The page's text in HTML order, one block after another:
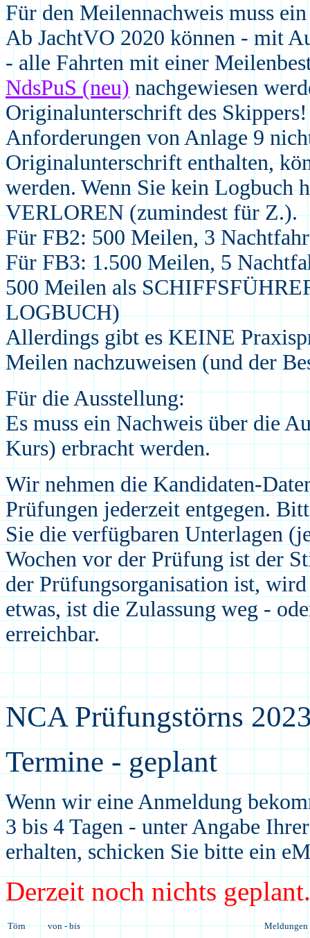
Für denMeilennachweis muss
Ab JachtVO 2020 können - mit
- alle Fahrten mit einer
NdsPuS (neu)nachgewiesen
Originalunterschrift des
Anforderungen von Anlage 9
Originalunterschrift enthalten,
werden. Wenn Sie kein Logbuch
VERLOREN (zumindest für Z.).
Für FB2: 500 Meilen, 3
FürFB3:1.500 Meilen, 5
500Meilenals
LOGBUCH)
Allerdings gibt es KEINE
Meilen nachzuweisen (und der
Für die Ausstellung:
Es muss ein Nachweis über die
Kurs) erbracht werden.
Wir nehmen die Kandidaten-
Prüfungen jederzeit entgegen.
Sie die verfügbaren Unterlagen
Wochen vor der Prüfung ist der
der Prüfungsorganisation ist,
etwas, ist die Zulassung weg -
erreichbar.
NCA Prüfungstörns 202
Termine - geplant
Wenn wir eine Anmeldung
3 bis 4 Tagen - unter Angabe
erhalten, schicken Sie bitte ein
Derzeit noch nichts geplant.
Törn von - bis Meldungen